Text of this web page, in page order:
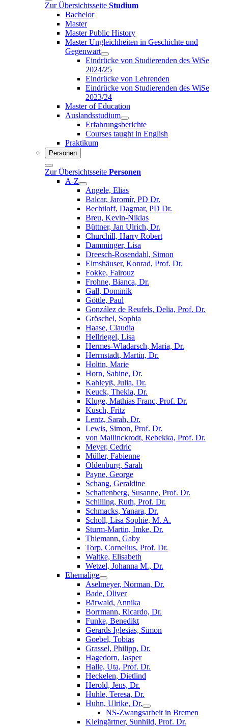
Zur Übersichtsseite Studium
Bachelor
Master
Master Public History
Master Ungleichheiten in Geschichte und
Gegenwart
Eindrücke von Studierenden des WiSe
2024/25
Eindrücke von Lehrenden
Eindrücke von Studierenden des WiSe
2023/24
Master of Education
Auslandsstudium
Erfahrungsberichte
Courses taught in English
Praktikum
Personen
Zur Übersichtsseite Personen
A-Z
Angele, Elias
Balcar, Jaromír, PD Dr.
Bechtloff, Dagmar, PD Dr.
Breu, Kevin-Niklas
Büttner, Jan Ulrich, Dr.
Churchill, Harry Robert
Damminger, Lisa
Dreesch-Rosendahl, Simon
Elmshäuser, Konrad, Prof. Dr.
Fokke, Fairouz
Frohne, Bianca, Dr.
Gall, Dominik
Göttle, Paul
González de Reufels, Delia, Prof. Dr.
Gröschel, Sophia
Haase, Claudia
Hellriegel, Lisa
Hermes-Wladarsch, Maria, Dr.
Herrnstadt, Martin, Dr.
Holtin, Marie
Horn, Sabine, Dr.
Kahleyß, Julia, Dr.
Keuck, Thekla, Dr.
Kluge, Mathias Franc, Prof. Dr.
Kusch, Fritz
Lentz, Sarah, Dr.
Lewis, Simon, Prof. Dr.
von Mallinckrodt, Rebekka, Prof. Dr.
Meyer, Cedric
Müller, Fabienne
Oldenburg, Sarah
Payne, George
Schang, Geraldine
Schattenberg, Susanne, Prof. Dr.
Schilling, Ruth, Prof. Dr.
Schmacks, Yanara, Dr.
Scholl, Lisa Sophie, M. A.
Sturm-Martin, Imke, Dr.
Thiemann, Gaby
Torp, Cornelius, Prof. Dr.
Waltke, Elisabeth
Wetzel, Johanna M., Dr.
Ehemalige
Aselmeyer, Norman, Dr.
Bade, Oliver
Bärwald, Annika
Borrmann, Ricardo, Dr.
Funke, Benedikt
Gerards Iglesias, Simon
Goebel, Tobias
Grassel, Philipp, Dr.
Hagedorn, Jasper
Halle, Uta, Prof. Dr.
Heckelen, Dietlind
Herold, Jens, Dr.
Huhle, Teresa, Dr.
Huhn, Ulrike, Dr.
NS-Zwangsarbeit in Bremen
Kleingärtner, Sunhild, Prof. Dr.